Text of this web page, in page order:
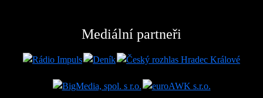
Mediální partneři